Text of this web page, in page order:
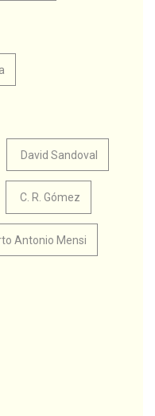
David Sandoval
C. R. Gómez
Antonio Mensi